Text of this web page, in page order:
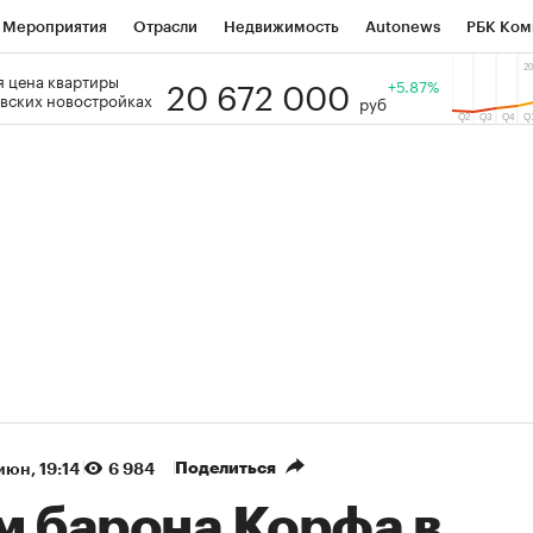
Мероприятия Отрасли Недвижимость Autonews РБК
РБК Образование Тренды
цена квартиры
новостройках
20 672 000 руб
+5.87%
19:14 6 984 Поделиться